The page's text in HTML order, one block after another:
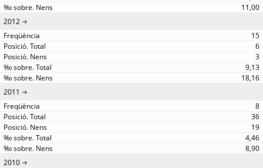
11,00
2012
15
6
3
9,13
18,16
2011
8
36
19
4,46
8,90
2010